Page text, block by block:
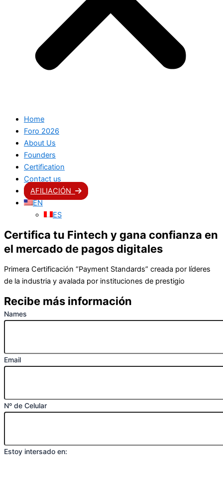
Home
Foro 2026
About Us
Founders
Certification
Contact us
AFILIACIÓN
EN
ES
Certifica tu Fintech y gana confianza en
el mercado de pagos digitales
Primera Certificación “Payment Standards” creada por líderes
de la industria y avalada por instituciones de prestigio
Recibe más información
Names
Email
Nº de Celular
Estoy intersado en: